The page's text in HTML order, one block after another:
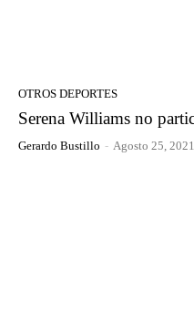
OTROS DEPORTES
Serena Williams no
Gerardo Bustillo - Agosto 25, 2021